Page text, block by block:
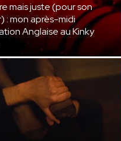
mais juste (pour son
: mon après-midi
Anglaise au Kinky